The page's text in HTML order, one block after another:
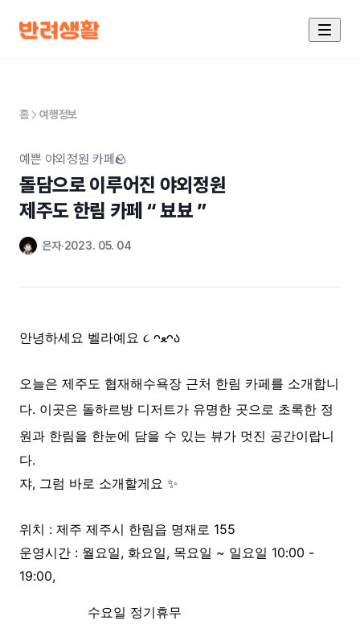
홈 여행정보
예쁜 야외정원 카페🪨
돌담으로 이루어진 야외정원
제주도 한림 카페 “ 뵤뵤 ”
은자 2023. 05. 04
안녕하세요 벨라예요 ૮ ᴖﻌᴖა
오늘은 제주도 협재해수욕장 근처 한림 카페를 소개합니
다. 이곳은 돌하르방 디저트가 유명한 곳으로 초록한 정
원과 한림을 한눈에 담을 수 있는 뷰가 멋진 공간이랍니
다.
쟈, 그럼 바로 소개할게요 ✨
위치 : 제주 제주시 한림읍 명재로 155
운영시간 : 월요일, 화요일, 목요일 ~ 일요일 10:00 -
19:00,
수요일 정기휴무